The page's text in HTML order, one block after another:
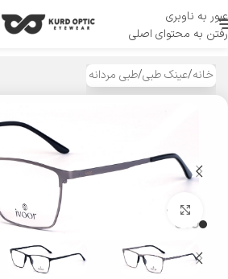
عبور به ناوبری
رفتن به محتوای اصلی
منو
خانه/عینک طبی/طبی مردانه
بزرگنمایی تصویر